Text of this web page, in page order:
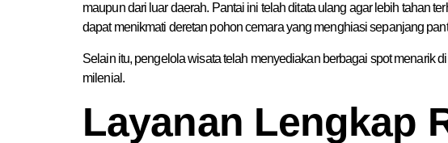
maupun dari luar daerah. Pantai ini telah ditata ulang agar lebih tahan
dapat menikmati deretan pohon cemara yang menghiasi sepanjang
Selain itu, pengelola wisata telah menyediakan berbagai spot menarik
milenial.
Layanan Lengkap